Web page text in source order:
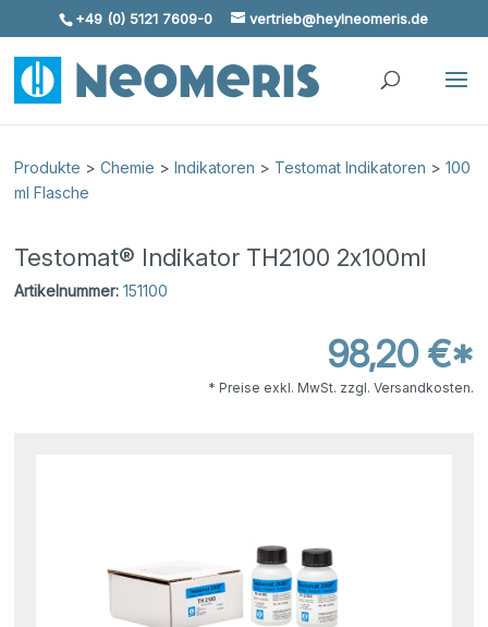
Skip To Content
+49 (0) 5121 7609-0 vertrieb@heylneomeris.de
Produkte >Chemie >Indikatoren > Testomat Indikatoren >100
ml Flasche
Testomat® Indikator TH2100 2x100ml
Artikelnummer: 151100
98,20 €*
* Preise exkl. MwSt. zzgl. Versandkosten.